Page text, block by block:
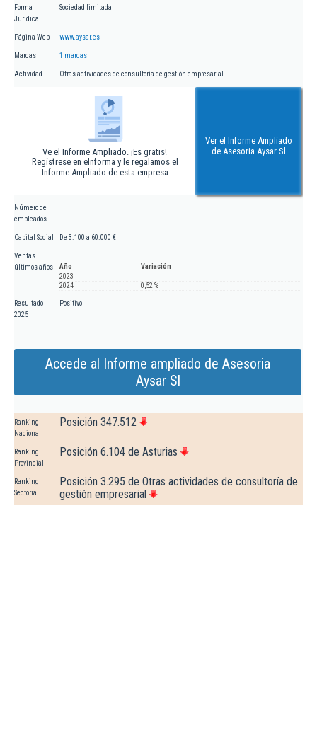
Forma
Jurídica
Sociedad limitada
Página Web www.aysar.es
Marcas 1 marcas
Actividad Otras actividades de consultoría de gestión empresarial
Ve el Informe Ampliado. ¡Es gratis!
Regístrese en eInforma y le regalamos el
Informe Ampliado de esta empresa
Ver el Informe Ampliado
de Asesoria Aysar Sl
Número de
empleados
Capital Social De 3.100 a 60.000 €
Ventas
últimos años
Año
Variación
2023
2024
0,52 %
Resultado
2025
Positivo
Accede al Informe ampliado de Asesoria
Aysar Sl
Ranking
Nacional
Posición 347.512
Ranking
Provincial
Posición 6.104 de Asturias
Ranking
Sectorial
Posición 3.295 de Otras actividades de consultoría de
gestión empresarial